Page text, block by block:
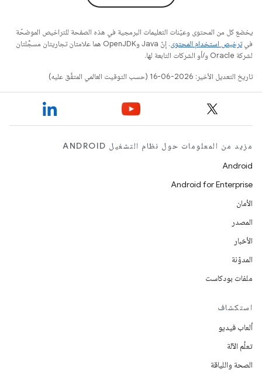
يخضع كل من المحتوى وعيّنات التعليمات البرمجية في هذه الصفحة للتراخيص الموضحّة
فيترخيص استخدام المحتوى
. إنّ Java وOpenJDK هما علامتان تجاريتان مسجَّلتان
لشركة Oracle و/أو الشركات التابعة لها.
تاريخ التعديل الأخير: 2026-06-16 (حسب التوقيت العالمي المتفَّق عليه)
مزيد من المعلومات حول نظام التشغيل ANDROID
Android
Android for Enterprise
الأمان
المصدر
الأخبار
المدوّنة
ملفات بودكاست
استكشاف
ألعاب فيديو
تعلُم الآلة
الصحة واللياقة